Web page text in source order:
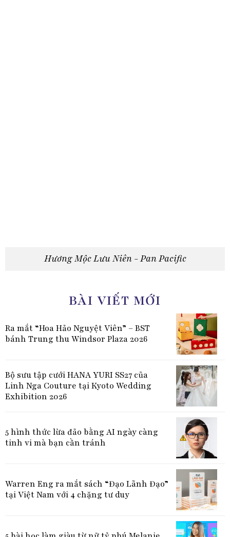
Hương Mộc Lưu Niên - Pan Pacific
BÀI VIẾT MỚI
Ra mắt “Hoa Hảo Nguyệt Viên” – BST
bánh Trung thu Windsor Plaza 2026
Bộ sưu tập cưới HANA YURI SS27 của
Linh Nga Couture tại Kyoto Wedding
Exhibition 2026
5 hình thức lừa đảo bằng AI ngày càng
tinh vi mà bạn cần tránh
Warren Eng ra mắt sách “Đạo Lãnh Đạo”
tại Việt Nam với 4 chặng tư duy